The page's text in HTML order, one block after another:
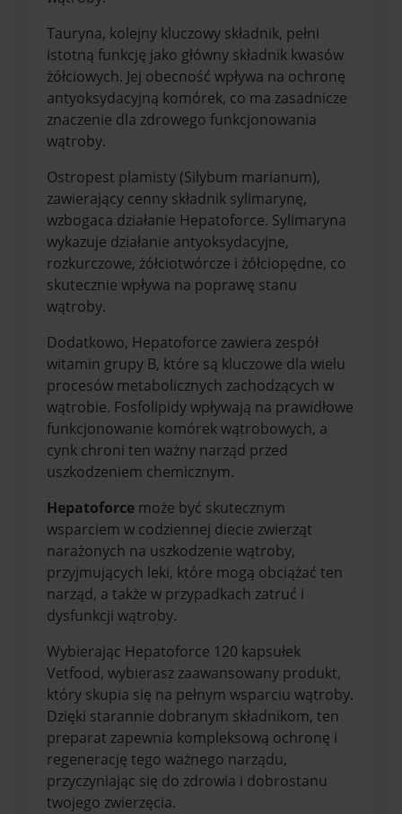
Tauryna, kolejny kluczowy składnik, pełni
istotną funkcję jako główny składnik kwasów
żółciowych. Jej obecność wpływa na ochronę
antyoksydacyjną komórek, co ma zasadnicze
znaczenie dla zdrowego funkcjonowania
wątroby.
Ostropest plamisty (Silybum marianum),
zawierający cenny składnik sylimarynę,
wzbogaca działanie Hepatoforce. Sylimaryna
wykazuje działanie antyoksydacyjne,
rozkurczowe, żółciotwórcze i żółciopędne, co
skutecznie wpływa na poprawę stanu
wątroby.
Dodatkowo, Hepatoforce zawiera zespół
witamin grupy B, które są kluczowe dla wielu
procesów metabolicznych zachodzących w
wątrobie. Fosfolipidy wpływają na prawidłowe
funkcjonowanie komórek wątrobowych, a
cynk chroni ten ważny narząd przed
uszkodzeniem chemicznym.
Hepatoforce może być skutecznym
wsparciem w codziennej diecie zwierząt
narażonych na uszkodzenie wątroby,
przyjmujących leki, które mogą obciążać ten
narząd, a także w przypadkach zatruć i
dysfunkcji wątroby.
Wybierając Hepatoforce 120 kapsułek
Vetfood, wybierasz zaawansowany produkt,
który skupia się na pełnym wsparciu wątroby.
Dzięki starannie dobranym składnikom, ten
preparat zapewnia kompleksową ochronę i
regenerację tego ważnego narządu,
przyczyniając się do zdrowia i dobrostanu
twojego zwierzęcia.